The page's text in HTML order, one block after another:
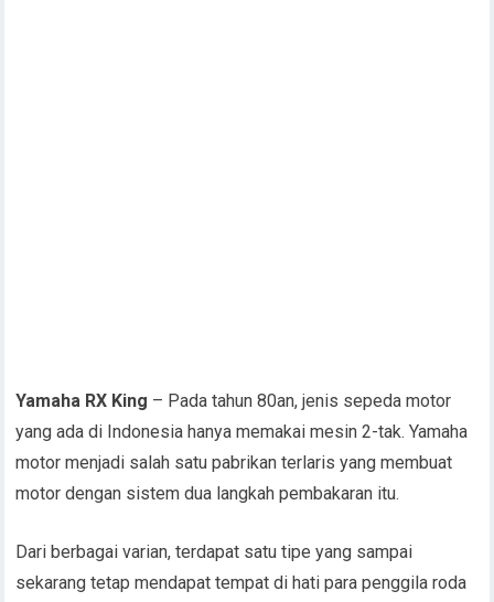
Yamaha RX King – Pada tahun 80an, jenis sepeda motor
yang ada di Indonesia hanya memakai mesin 2-tak. Yamaha
motor menjadi salah satu pabrikan terlaris yang membuat
motor dengan sistem dua langkah pembakaran itu.
Dari berbagai varian, terdapat satu tipe yang sampai
sekarang tetap mendapat tempat di hati para penggila roda